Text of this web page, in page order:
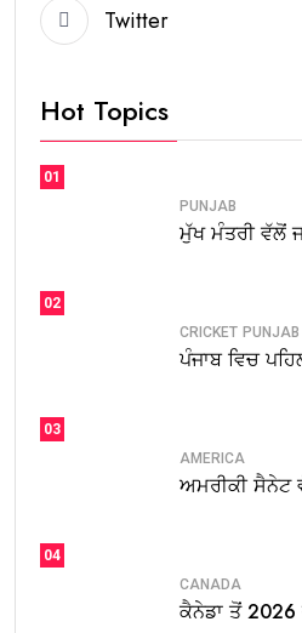
Twitter
Hot Topics
01
PUNJAB
ਮੁੱਖ ਮੰਤਰੀ ਵੱਲੋਂ
02
CRICKET PUNJAB
ਪੰਜਾਬ ਵਿਚ
03
AMERICA
ਅਮਰੀਕੀ ਸੈਨੇਟ
04
CANADA
ਕੈਨੇਡਾ ਤੋਂ 2026